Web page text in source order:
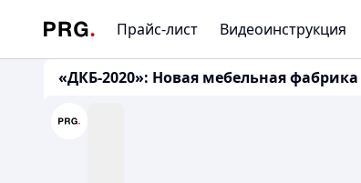
Прайс-лист Видеоинструкция
«ДКБ-2020»: Новая мебельная